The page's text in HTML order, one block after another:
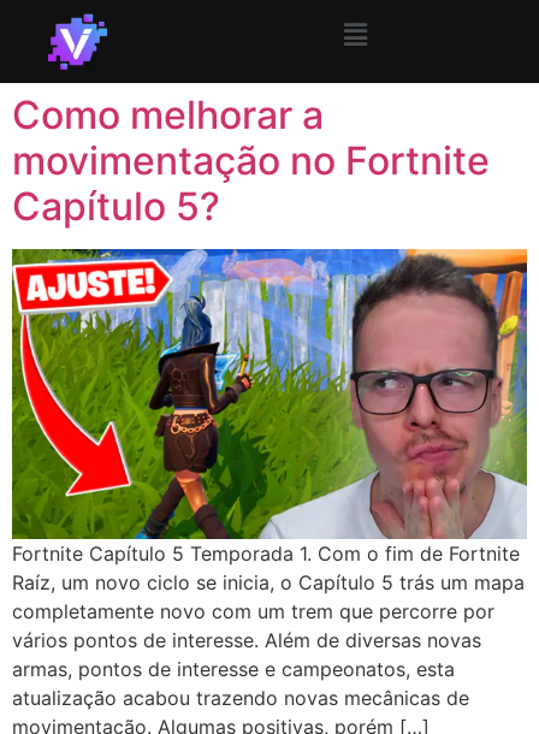
Como melhorar a
movimentação no Fortnite
Capítulo 5?
Fortnite Capítulo 5 Temporada 1. Com o fim de Fortnite
Raíz, um novo ciclo se inicia, o Capítulo 5 trás um mapa
completamente novo com um trem que percorre por
vários pontos de interesse. Além de diversas novas
armas, pontos de interesse e campeonatos, esta
atualização acabou trazendo novas mecânicas de
movimentação. Algumas positivas, porém […]